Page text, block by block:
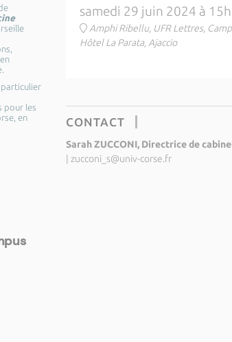
pour les
en
samedi 29 juin 2024 à
Amphi Ribellu, UFR Lettres,
Hôtel La Parata, Ajaccio
CONTACT
Sarah ZUCCONI, Directrice de
zucconi_s@univ-corse.fr